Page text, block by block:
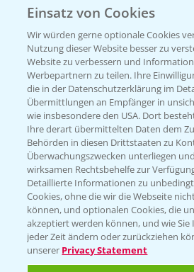
KONTAKT
Hilfe in Notfällen
T.+49 (0)214/30-20220
Folgen Sie
Einsatz von Cookies
Wir würden gerne optionale Cookies
Nutzung dieser Website besser zu
Website zu verbessern und
Werbepartnern zu teilen. Ihre
die in der Datenschutzerklärung im
Übermittlungen an Empfänger in
wie insbesondere den USA. Dort
Ihre derart übermittelten Daten dem
Behörden in diesen Drittstaaten zu
Überwachungszwecken unterliegen
wirksamen Rechtsbehelfe zur
Detaillierte Informationen zu
Cookies, ohne die wir die Webseite
können, und optionalen Cookies, die
akzeptiert werden können, und wie Sie
jeder Zeit ändern oder zurückziehen
unserer Privacy Statement